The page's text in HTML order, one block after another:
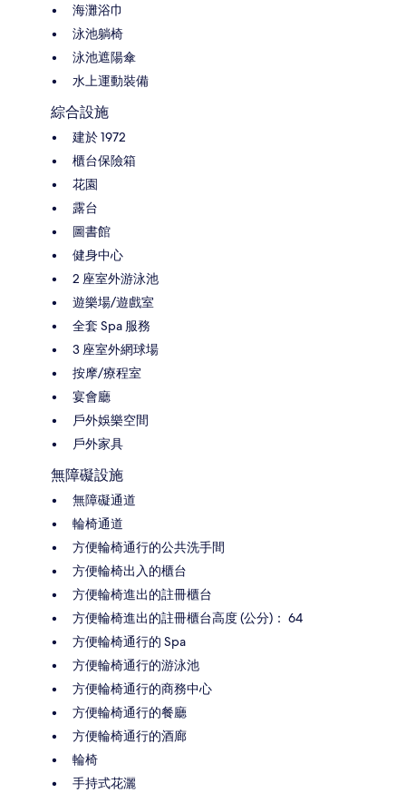
海灘浴巾
泳池躺椅
泳池遮陽傘
水上運動裝備
綜合設施
建於 1972
櫃台保險箱
花園
露台
圖書館
健身中心
2 座室外游泳池
遊樂場/遊戲室
全套 Spa 服務
3 座室外網球場
按摩/療程室
宴會廳
戶外娛樂空間
戶外家具
無障礙設施
無障礙通道
輪椅通道
方便輪椅通行的公共洗手間
方便輪椅出入的櫃台
方便輪椅進出的註冊櫃台
方便輪椅進出的註冊櫃台高度 (公分)： 64
方便輪椅通行的 Spa
方便輪椅通行的游泳池
方便輪椅通行的商務中心
方便輪椅通行的餐廳
方便輪椅通行的酒廊
輪椅
手持式花灑